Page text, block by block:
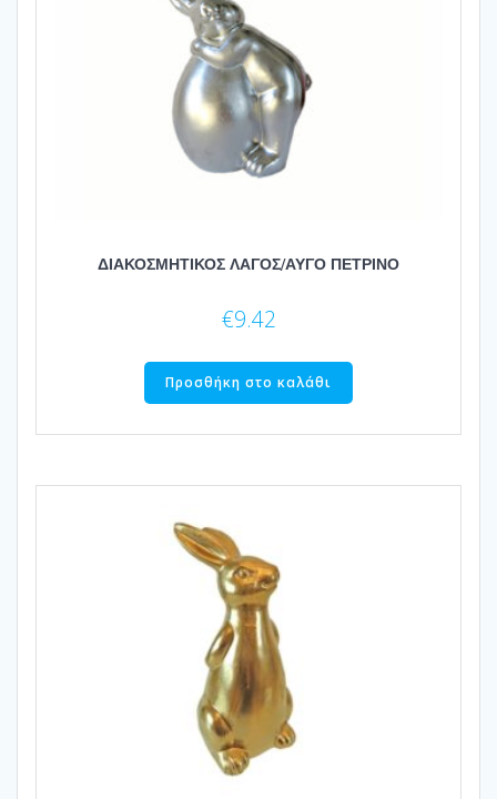
ΔΙΑΚΟΣΜΗΤΙΚΟΣ ΛΑΓΟΣ/ΑΥΓΟ ΠΕΤΡΙΝΟ
€9.42
Προσθήκη στο καλάθι